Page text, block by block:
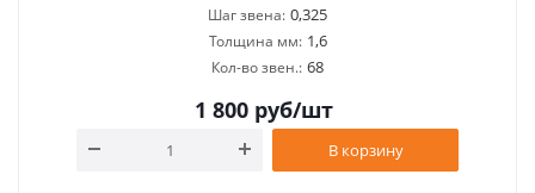
Шаг звена: 0,325
Толщина мм: 1,6
Кол-во звен.: 68
1 800руб/шт
В корзину